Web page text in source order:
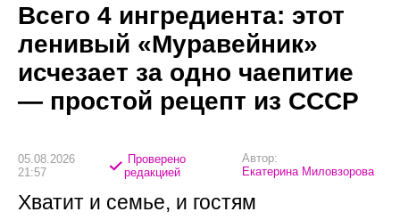
Всего 4 ингредиента: этот
ленивый «Муравейник»
исчезает за одно чаепитие
— простой рецепт из СССР
05.08.2026
21:57
Проверено
редакцией
Автор:
Екатерина Миловзорова
Хватит и семье, и гостям